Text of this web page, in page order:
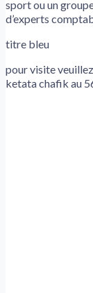
sport ou un
d’experts
titre bleu
pour visite
ketata chafik au